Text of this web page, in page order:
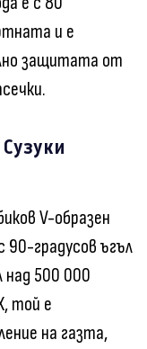
и е
защитата от
V-образен
90-градусов ъгъл
над 500 000
той е
на газта,